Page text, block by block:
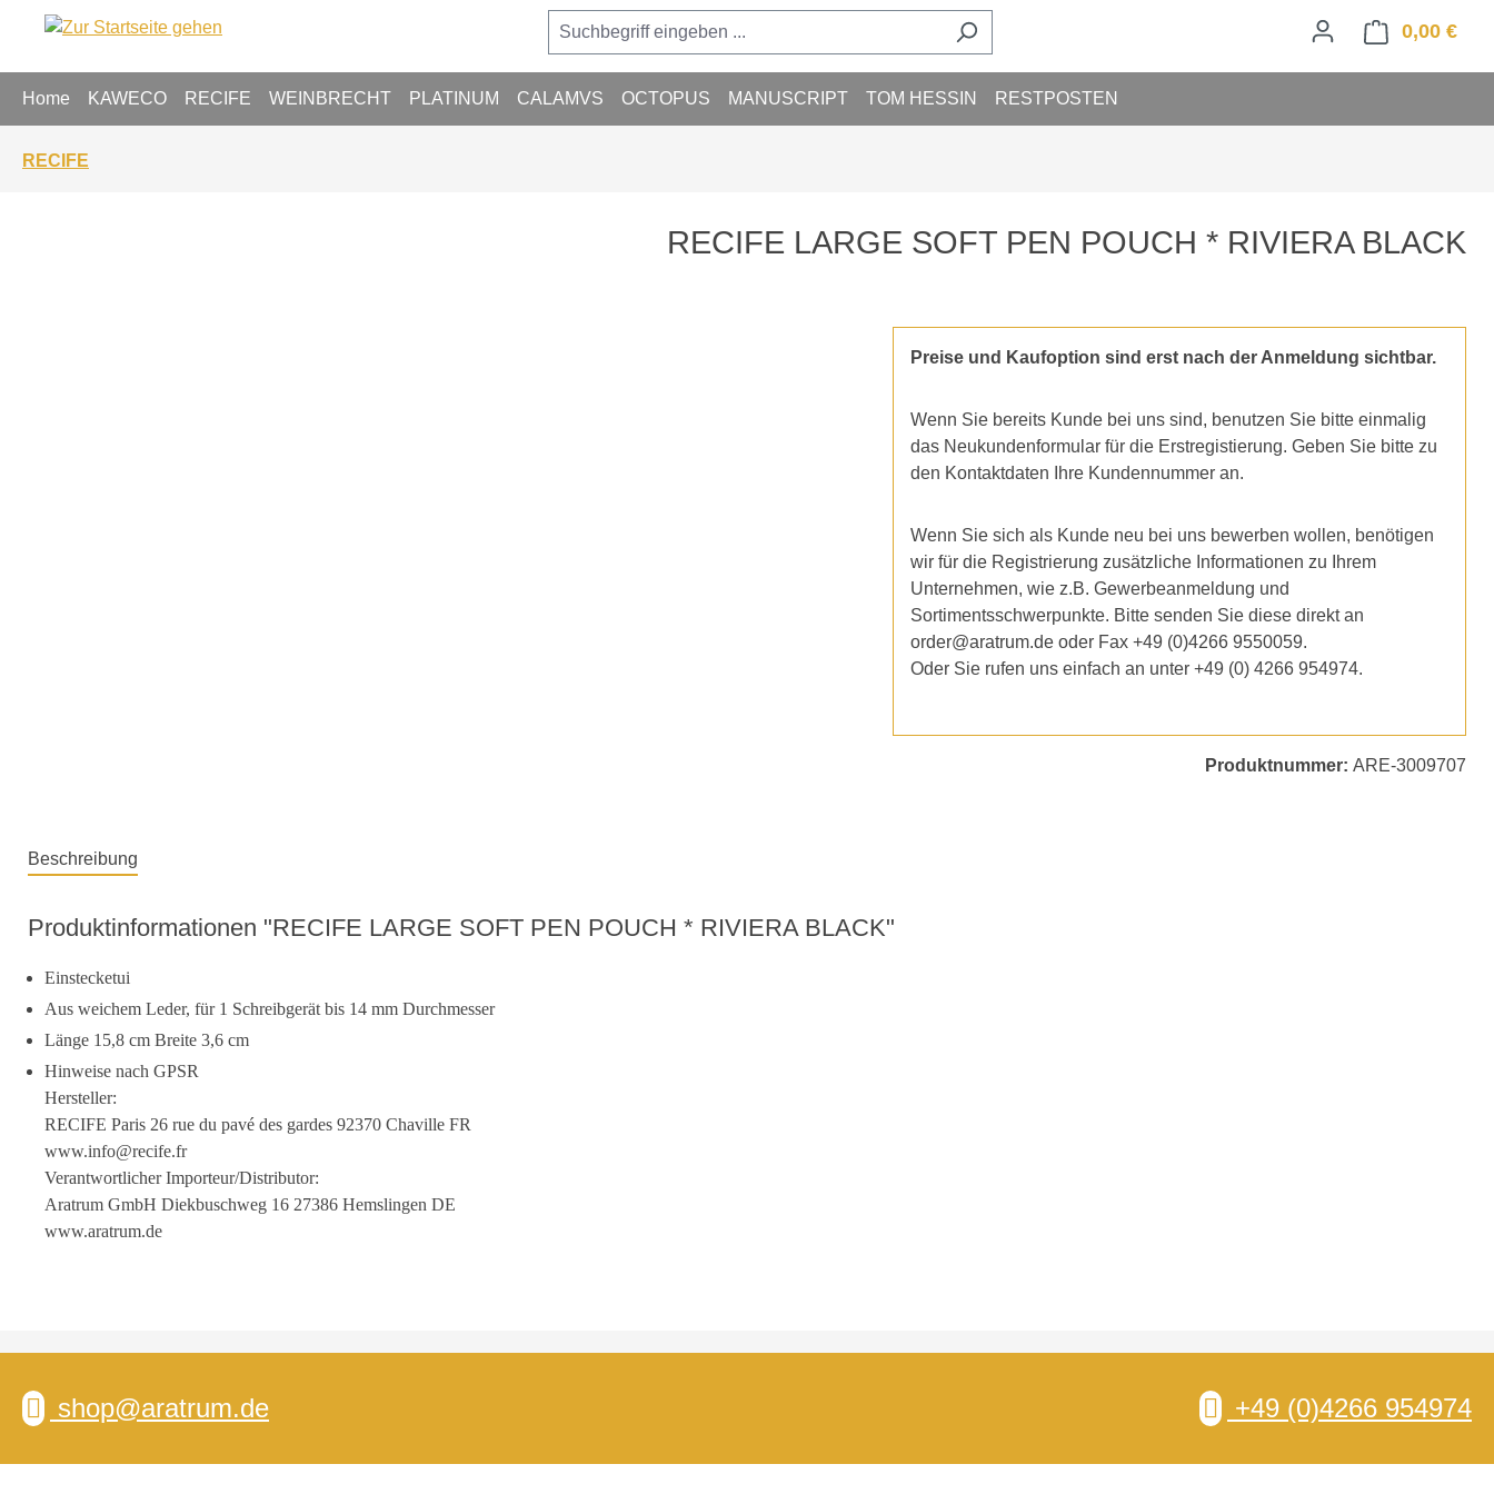
Zur Hauptnavigation springen 0,00 €
Home KAWECO RECIFE WEINBRECHT PLATINUM CALAMVS OCTOPUS MANUSCRIPT TOM HESSIN RESTPOSTEN
RECIFE
RECIFE LARGE SOFT PEN POUCH * RIVIERA BLACK
Preise und Kaufoption sind erst nach der Anmeldung sichtbar.
Wenn Sie bereits Kunde bei uns sind, benutzen Sie bitte einmalig
das Neukundenformular für die Erstregistierung. Geben Sie bitte zu
den Kontaktdaten Ihre Kundennummer an.
Wenn Sie sich als Kunde neu bei uns bewerben wollen, benötigen
wir für die Registrierung zusätzliche Informationen zu Ihrem
Unternehmen, wie z.B. Gewerbeanmeldung und
Sortimentsschwerpunkte. Bitte senden Sie diese direkt an
order@aratrum.de oder Fax +49 (0)4266 9550059.
Oder Sie rufen uns einfach an unter +49 (0) 4266 954974.
Produktnummer: ARE-3009707
Beschreibung
Produktinformationen "RECIFE LARGE SOFT PEN POUCH * RIVIERA BLACK"
Einstecketui
Aus weichem Leder, für 1 Schreibgerät bis 14 mm Durchmesser
Länge 15,8 cm Breite 3,6 cm
Hinweise nach GPSR
Hersteller:
RECIFE Paris 26 rue du pavé des gardes 92370 Chaville FR
www.info@recife.fr
Verantwortlicher Importeur/Distributor:
Aratrum GmbH Diekbuschweg 16 27386 Hemslingen DE
www.aratrum.de
shop@aratrum.de +49 (0)4266 954974